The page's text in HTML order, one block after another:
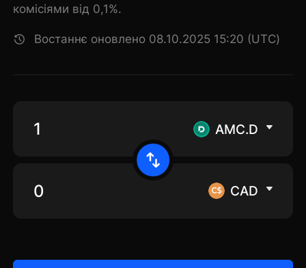
комісіями від 0,1%.
Востаннє оновлено 08.10.2025 15:20 (UTC)
AMC.D
CAD